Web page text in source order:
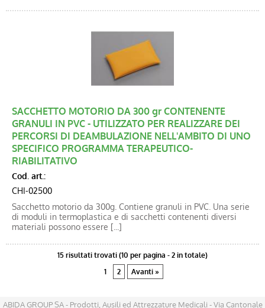
SACCHETTO MOTORIO DA 300 gr CONTENENTE
GRANULI IN PVC - UTILIZZATO PER REALIZZARE DEI
PERCORSI DI DEAMBULAZIONE NELL'AMBITO DI UNO
SPECIFICO PROGRAMMA TERAPEUTICO-
RIABILITATIVO
Cod. art.:
CHI-02500
Sacchetto motorio da 300g. Contiene granuli in PVC. Una serie
di moduli in termoplastica e di sacchetti contenenti diversi
materiali possono essere [...]
15 risultati trovati (10 per pagina - 2 in totale)
1
2 Avanti »
ABIDA GROUP SA - Prodotti, Ausili ed Attrezzature Medicali - Via Cantonale